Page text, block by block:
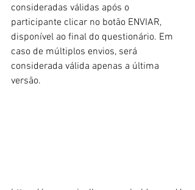
consideradas válidas após o
participante clicar no botão ENVIAR,
disponível ao final do questionário. Em
caso de múltiplos envios, será
considerada válida apenas a última
versão.